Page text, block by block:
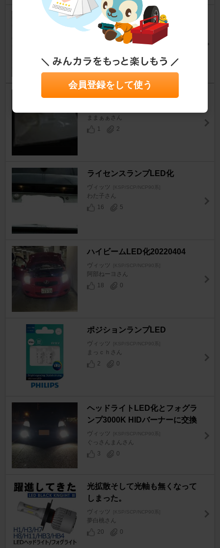
ナンバー灯ＬＥＤ化
ヴィッツ [KSP/SCP/NCP90系]
nepinepiさん
ままぁぁさん
1
2
ライセンスランプLED化
ヴィッツ [KSP/SCP/NCP90系]
わた子さん
16
5
ハイビームLED化20220404
ヴィッツ [KSP/SCP/NCP90系]
阿部ねーヨさん
18
0
ポジションランプLED
ヴィッツ [KSP/SCP/NCP90系]
まっｃｈさん
2
0
ヘッドライトLED化とフォグラ
ンプ3000K HIDバーナーに交換
ヴィッツ [KSP/SCP/NCP90系]
ぐっさんまんさん
3
0
光拡散そして光軸も無くなって
しまった。
ヴィッツ [KSP/SCP/NCP90系]
夢白桃さん
20
0
会員登録をして使う